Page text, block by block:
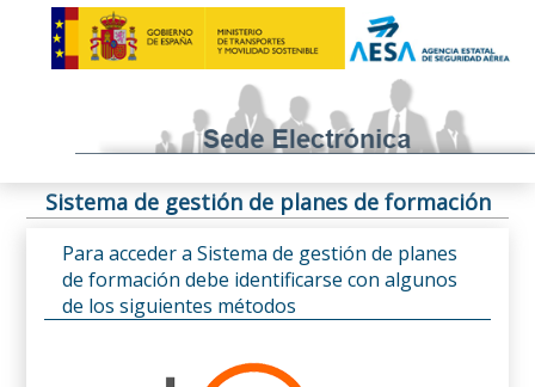
Sistema de gestión de planes de formación
Para acceder a Sistema de gestión de planes
de formación debe identificarse con algunos
de los siguientes métodos